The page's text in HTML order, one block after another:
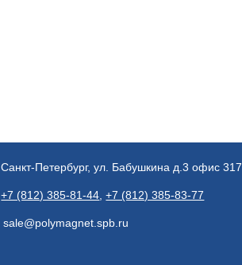
Санкт-Петербург, ул. Бабушкина д.3 офис 317
+7 (812) 385-81-44 ,+7 (812) 385-83-77
sale@polymagnet.spb.ru